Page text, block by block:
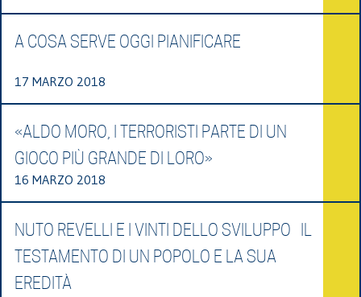
A COSA SERVE OGGI PIANIFICARE
17 MARZO 2018
«ALDO MORO, I TERRORISTI PARTE DI UN
GIOCO PIÙ GRANDE DI LORO»
16 MARZO 2018
NUTO REVELLI E I VINTI DELLO SVILUPPO IL
TESTAMENTO DI UN POPOLO E LA SUA
EREDITÀ